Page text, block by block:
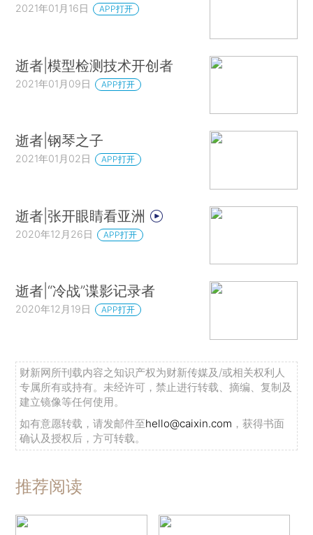
2021年01月16日 APP打开
逝者|模型检测技术开创者
2021年01月09日 APP打开
逝者|钢琴之子
2021年01月02日 APP打开
逝者|张开眼睛看亚洲
2020年12月26日 APP打开
逝者|“冷战”谍影记录者
2020年12月19日 APP打开
财新网所刊载内容之知识产权为财新传媒及/或相关权利人
专属所有或持有。未经许可，禁止进行转载、摘编、复制及
建立镜像等任何使用。
如有意愿转载，请发邮件至hello@caixin.com ，获得书面
确认及授权后，方可转载。
推荐阅读